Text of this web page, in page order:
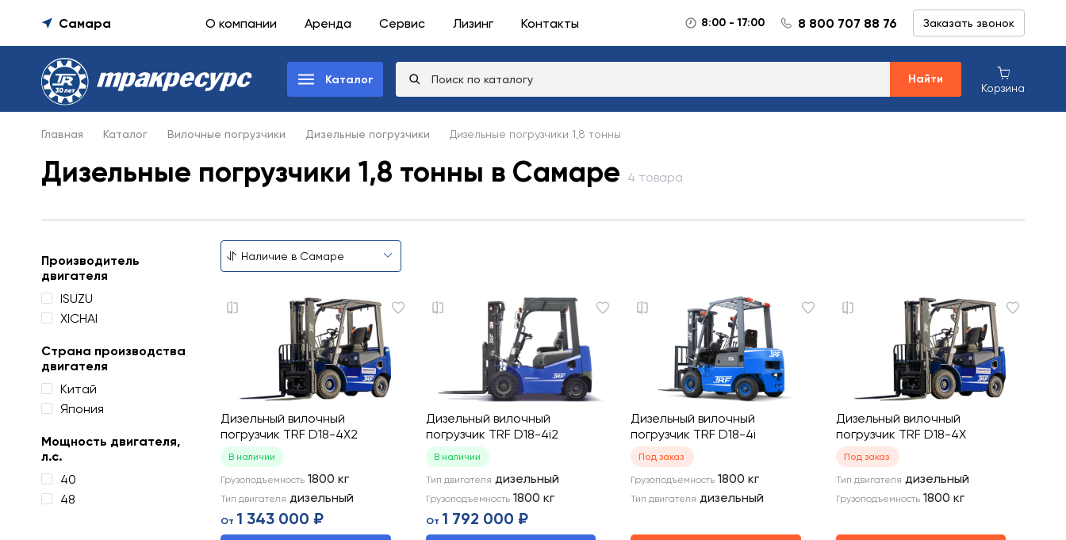
Самара О компании Аренда Сервис Лизинг Контакты 8:00 - 17:00 8 800 707 88 76 Заказать звонок
Каталог Найти
Корзина
Главная Каталог Вилочные погрузчики Дизельные погрузчики Дизельные погрузчики 1,8 тонны
Дизельные погрузчики 1,8 тонны в Самаре 4 товара
Производитель
двигателя
ISUZU
XICHAI
Страна производства
двигателя
Китай
Япония
Мощность двигателя,
л.с.
40
48
Дизельный вилочный
погрузчик TRF D18-4X2
В наличии
Грузоподъемность 1800 кг
Тип двигателя дизельный
От 1 343 000 ₽
Дизельный вилочный
погрузчик TRF D18-4i2
В наличии
Тип двигателя дизельный
Грузоподъемность 1800 кг
От 1 792 000 ₽
Дизельный вилочный
погрузчик TRF D18-4i
Под заказ
Грузоподъемность 1800 кг
Тип двигателя дизельный
Дизельный вилочный
погрузчик TRF D18-4X
Под заказ
Тип двигателя дизельный
Грузоподъемность 1800 кг